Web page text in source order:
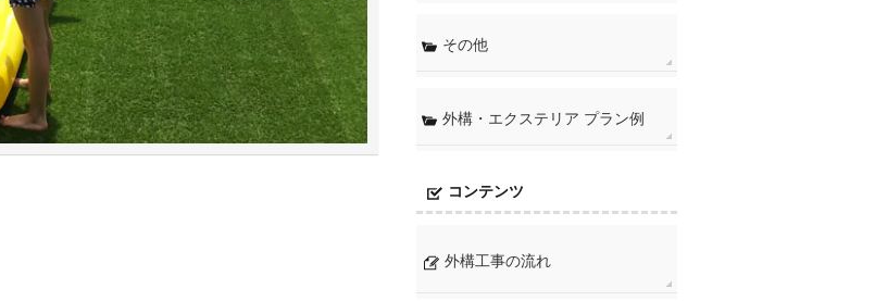
その他
外構・エクステリア プラン例
コンテンツ
外構工事の流れ